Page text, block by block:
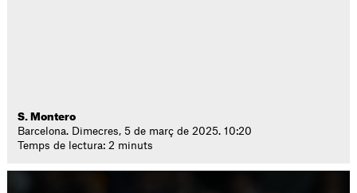
S. Montero
Barcelona. Dimecres, 5 de març de 2025. 10:20
Temps de lectura: 2 minuts